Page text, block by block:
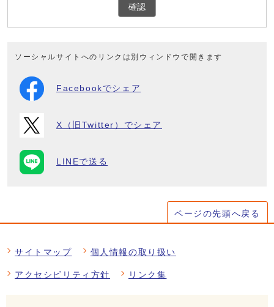
確認
ソーシャルサイトへのリンクは別ウィンドウで開きます
Facebookでシェア
X（旧Twitter）でシェア
LINEで送る
ページの先頭へ戻る
サイトマップ 個人情報の取り扱い
アクセシビリティ方針 リンク集